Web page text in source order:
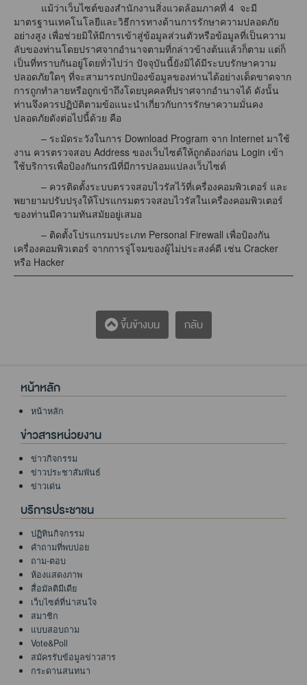
แม้ว่าเว็บไซต์ของสำนักงานสิ่งแวดล้อมภาคที่ 4 จะมี
มาตรฐานเทคโนโลยีและวิธีการทางด้านการรักษาความปลอดภัย
อย่างสูง เพื่อช่วยมิให้มีการเข้าสู่ข้อมูลส่วนตัวหรือข้อมูลที่เป็นความ
ลับของท่านโดยปราศจากอำนาจตามที่กล่าวข้างต้นแล้วก็ตาม แต่ก็
เป็นที่ทราบกันอยู่โดยทั่วไปว่า ปัจจุบันนี้ยังมิได้มีระบบรักษาความ
ปลอดภัยใดๆ ที่จะสามารถปกป้องข้อมูลของท่านได้อย่างเด็ดขาดจาก
การถูกทำลายหรือถูกเข้าถึงโดยบุคคลที่ปราศจากอำนาจได้ ดังนั้น
ท่านจึงควรปฏิบัติตามข้อแนะนำเกี่ยวกับการรักษาความมั่นคง
ปลอดภัยดังต่อไปนี้ด้วย คือ
– ระมัดระวังในการ Download Program จาก Internet มาใช้
งาน ควรตรวจสอบ Address ของเว็บไซต์ให้ถูกต้องก่อน Login เข้า
ใช้บริการเพื่อป้องกันกรณีที่มีการปลอมแปลงเว็บไซต์
– ควรติดตั้งระบบตรวจสอบไวรัสไว้ที่เครื่องคอมพิวเตอร์ และ
พยายามปรับปรุงให้โปรแกรมตรวจสอบไวรัสในเครื่องคอมพิวเตอร์
ของท่านมีความทันสมัยอยู่เสมอ
– ติดตั้งโปรแกรมประเภท Personal Firewall เพื่อป้องกัน
เครื่องคอมพิวเตอร์ จากการจู่โจมของผู้ไม่ประสงค์ดี เช่น Cracker
หรือ Hacker
ขึ้นข้างบน กลับ
หน้าหลัก
หน้าหลัก
ข่าวสารหน่วยงาน
ข่าวกิจกรรม
ข่าวประชาสัมพันธ์
ข่าวเด่น
บริการประชาชน
ปฏิทินกิจกรรม
คำถามที่พบบ่อย
ถาม-ตอบ
ห้องแสดงภาพ
สื่อมัลติมีเดีย
เว็บไซต์ที่น่าสนใจ
สมาชิก
แบบสอบถาม
Vote&Poll
สมัครรับข้อมูลข่าวสาร
กระดานสนทนา